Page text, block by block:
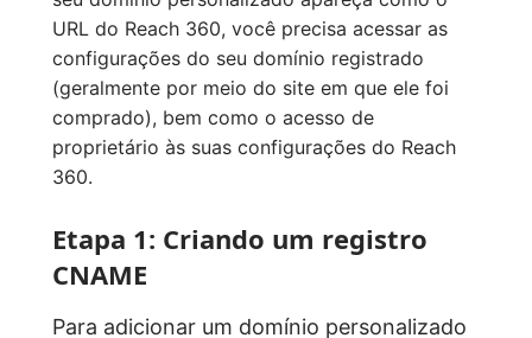
URL do Reach 360, você precisa acessar as
configurações do seu domínio registrado
(geralmente por meio do site em que ele foi
comprado), bem como o acesso de
proprietário às suas configurações do Reach
360.
Etapa 1: Criando um registro
CNAME
Para adicionar um domínio personalizado